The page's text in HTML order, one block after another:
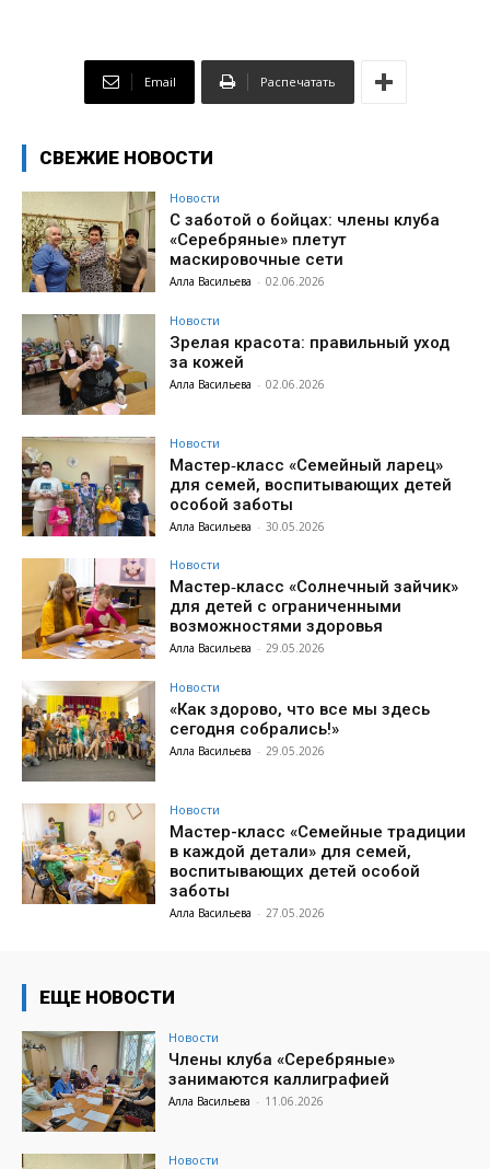
Email Распечатать
СВЕЖИЕ НОВОСТИ
Новости
С заботой о бойцах: члены клуба
«Серебряные» плетут
маскировочные сети
Алла Васильева - 02.06.2026
Новости
Зрелая красота: правильный уход
за кожей
Алла Васильева - 02.06.2026
Новости
Мастер‑класс «Семейный ларец»
для семей, воспитывающих детей
особой заботы
Алла Васильева - 30.05.2026
Новости
Мастер‑класс «Солнечный зайчик»
для детей с ограниченными
возможностями здоровья
Алла Васильева - 29.05.2026
Новости
«Как здорово, что все мы здесь
сегодня собрались!»
Алла Васильева - 29.05.2026
Новости
Мастер-класс «Семейные традиции
в каждой детали» для семей,
воспитывающих детей особой
заботы
Алла Васильева - 27.05.2026
ЕЩЕ НОВОСТИ
Новости
Члены клуба «Серебряные»
занимаются каллиграфией
Алла Васильева - 11.06.2026
Новости